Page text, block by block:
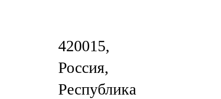
420015,
Россия,
Республика